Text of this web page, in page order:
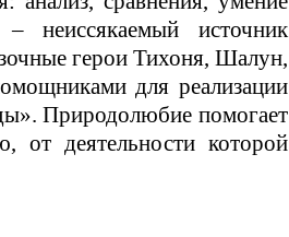
– неиссякаемый источник
герои Тихоня, Шалун,
для реализации
Природолюбие помогает
от деятельности которой